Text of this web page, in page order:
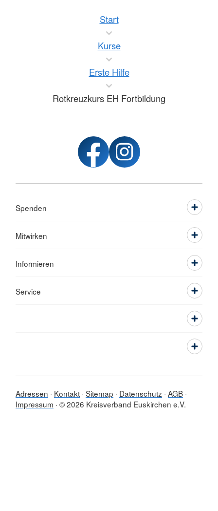
Start
Kurse
Erste Hilfe
Rotkreuzkurs EH Fortbildung
Spenden
Mitwirken
Informieren
Service
Adressen Kontakt Sitemap Datenschutz AGB
Impressum © 2026 Kreisverband Euskirchen e.V.